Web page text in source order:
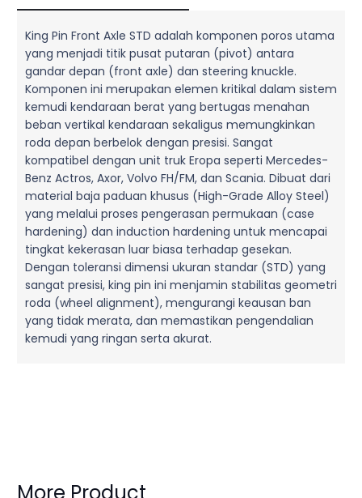
King Pin Front Axle STD adalah komponen poros utama
yang menjadi titik pusat putaran (pivot) antara
gandar depan (front axle) dan steering knuckle.
Komponen ini merupakan elemen kritikal dalam sistem
kemudi kendaraan berat yang bertugas menahan
beban vertikal kendaraan sekaligus memungkinkan
roda depan berbelok dengan presisi. Sangat
kompatibel dengan unit truk Eropa seperti Mercedes-
Benz Actros, Axor, Volvo FH/FM, dan Scania. Dibuat dari
material baja paduan khusus (High-Grade Alloy Steel)
yang melalui proses pengerasan permukaan (case
hardening) dan induction hardening untuk mencapai
tingkat kekerasan luar biasa terhadap gesekan.
Dengan toleransi dimensi ukuran standar (STD) yang
sangat presisi, king pin ini menjamin stabilitas geometri
roda (wheel alignment), mengurangi keausan ban
yang tidak merata, dan memastikan pengendalian
kemudi yang ringan serta akurat.